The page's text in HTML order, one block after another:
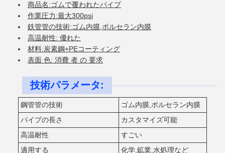
商品名:ゴムで覆われたパイプ
作業圧力:最大300psi
鉄管管の技術:ゴム内膜,ポルセラン内膜
高温耐性: 優れた
材料:炭素鋼+PEコーティング
表面 色: 消費 者 の 要求
技術パラメータ:
鋼管管の技術
ゴム内膜,ポルセラン内膜
パイプの長さ
カスタマイズ可能
高温耐性
すごい
適用する
化学,鉱業,水処理など